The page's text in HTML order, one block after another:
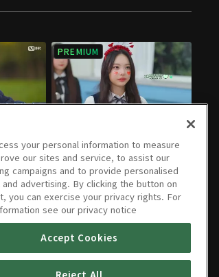
PREMIUM
05/01/2025 • 1시간 9분
your personal information to measure
our sites and service, to assist our
campaigns and to provide personalised
advertising. By clicking the button on
you can exercise your privacy rights. For
see our privacy notice
Accept Cookies